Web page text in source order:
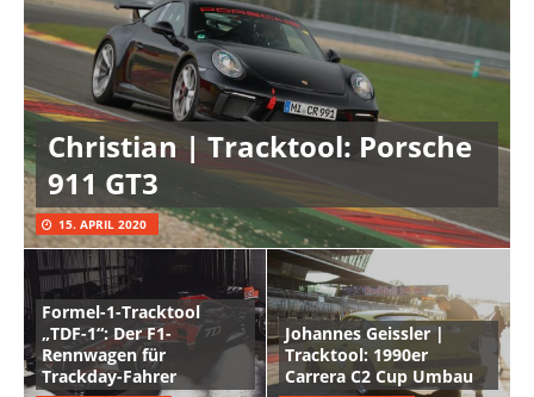
Christian | Tracktool: Porsche
911 GT3
15. APRIL 2020
Formel-1-Tracktool
„TDF-1“: Der F1-
Rennwagen für
Trackday-Fahrer
Johannes Geissler |
Tracktool: 1990er
Carrera C2 Cup Umbau